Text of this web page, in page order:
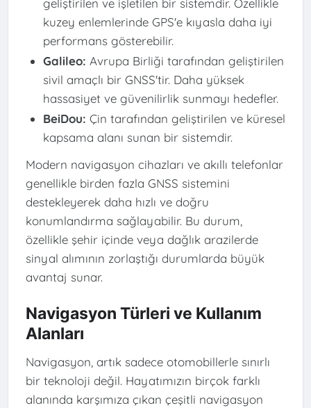
geliştirilen ve işletilen bir sistemdir. Özellikle
kuzey enlemlerinde GPS'e kıyasla daha iyi
performans gösterebilir.
Galileo: Avrupa Birliği tarafından geliştirilen
sivil amaçlı bir GNSS'tir. Daha yüksek
hassasiyet ve güvenilirlik sunmayı hedefler.
BeiDou: Çin tarafından geliştirilen ve küresel
kapsama alanı sunan bir sistemdir.
Modern navigasyon cihazları ve akıllı telefonlar
genellikle birden fazla GNSS sistemini
destekleyerek daha hızlı ve doğru
konumlandırma sağlayabilir. Bu durum,
özellikle şehir içinde veya dağlık arazilerde
sinyal alımının zorlaştığı durumlarda büyük
avantaj sunar.
Navigasyon Türleri ve Kullanım
Alanları
Navigasyon, artık sadece otomobillerle sınırlı
bir teknoloji değil. Hayatımızın birçok farklı
alanında karşımıza çıkan çeşitli navigasyon